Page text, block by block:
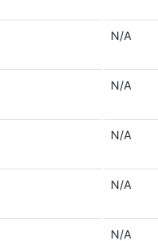
N/A
N/A
N/A
N/A
N/A